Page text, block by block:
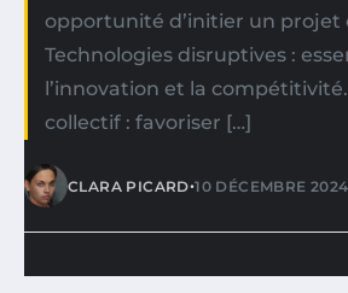
opportunité d’initier un projet
Technologies disruptives :
l’innovation et la
collectif : favoriser […]
CLARA PICARD•10 DÉCEMBRE 2024